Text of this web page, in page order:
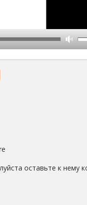
оставьте к нему